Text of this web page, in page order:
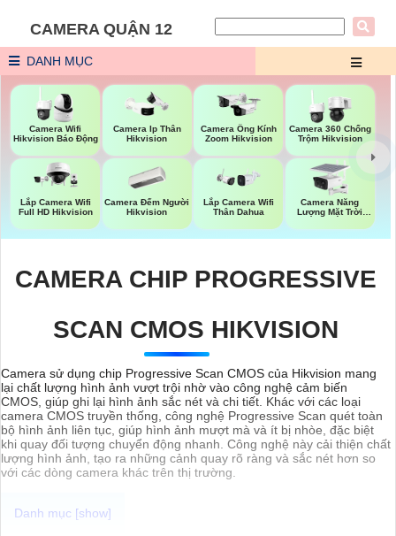
CAMERA QUẬN 12
DANH MỤC
Camera Wifi
Hikvision Báo Động
Camera Ip Thân
Hikvision
Camera Ống Kính
Zoom Hikvision
Camera 360 Chống
Trộm Hikvision
Lắp Camera Wifi
Full HD Hikvision
Camera Đếm Người
Hikvision
Lắp Camera Wifi
Thân Dahua
Camera Năng
Lượng Mặt Trời
CAMERA CHIP PROGRESSIVE
SCAN CMOS HIKVISION
Camera sử dụng chip Progressive Scan CMOS của Hikvision mang
lại chất lượng hình ảnh vượt trội nhờ vào công nghệ cảm biến
CMOS, giúp ghi lại hình ảnh sắc nét và chi tiết. Khác với các loại
camera CMOS truyền thống, công nghệ Progressive Scan quét toàn
bộ hình ảnh liên tục, giúp hình ảnh mượt mà và ít bị nhòe, đặc biệt
khi quay đối tượng chuyển động nhanh. Công nghệ này cải thiện chất
lượng hình ảnh, tạo ra những cảnh quay rõ ràng và sắc nét hơn so
với các dòng camera khác trên thị trường.